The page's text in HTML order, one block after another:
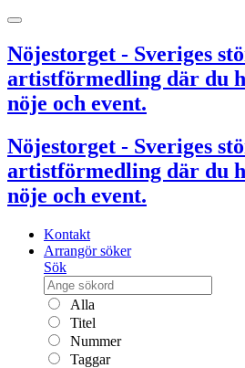
Nöjestorget - Sveriges
artistförmedling där du
nöje och event.
Nöjestorget - Sveriges
artistförmedling där du
nöje och event.
Kontakt
Arrangör söker
Sök
Alla
Titel
Nummer
Taggar